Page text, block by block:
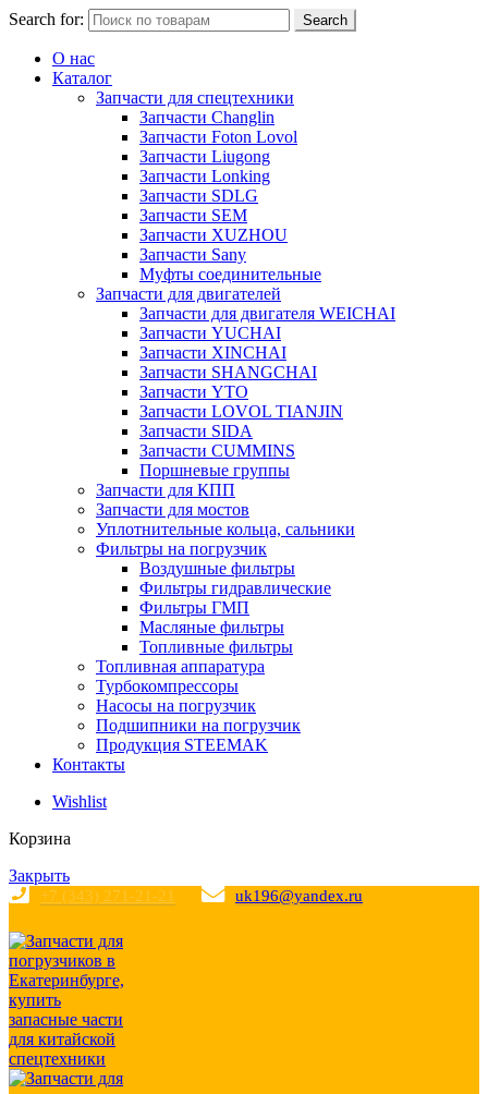
Search for: Search
О нас
Каталог
Запчасти для спецтехники
Запчасти Changlin
Запчасти Foton Lovol
Запчасти Liugong
Запчасти Lonking
Запчасти SDLG
Запчасти SEM
Запчасти XUZHOU
Запчасти Sany
Муфты соединительные
Запчасти для двигателей
Запчасти для двигателя WEICHAI
Запчасти YUCHAI
Запчасти XINCHAI
Запчасти SHANGCHAI
Запчасти YTO
Запчасти LOVOL TIANJIN
Запчасти SIDA
Запчасти CUMMINS
Поршневые группы
Запчасти для КПП
Запчасти для мостов
Уплотнительные кольца, сальники
Фильтры на погрузчик
Воздушные фильтры
Фильтры гидравлические
Фильтры ГМП
Масляные фильтры
Топливные фильтры
Топливная аппаратура
Турбокомпрессоры
Насосы на погрузчик
Подшипники на погрузчик
Продукция STEEMAK
Контакты
Wishlist
Корзина
Закрыть
+7 (343) 271-21-21 uk196@yandex.ru